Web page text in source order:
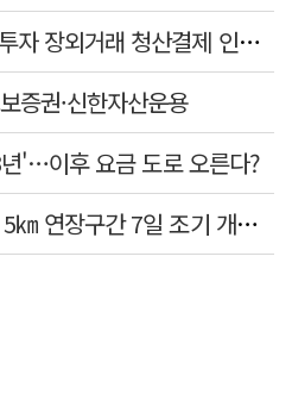
예탁결제원, 비상장·조각투자 장외거래 청산결제 인프라 구축 착수…연내 가동
증권·신한자산운용
'…이후 요금 도로 오른다?
철도공단, 오송 시험선로 5㎞ 연장구간 7일 조기 개통…LA 메트로 사업 지원